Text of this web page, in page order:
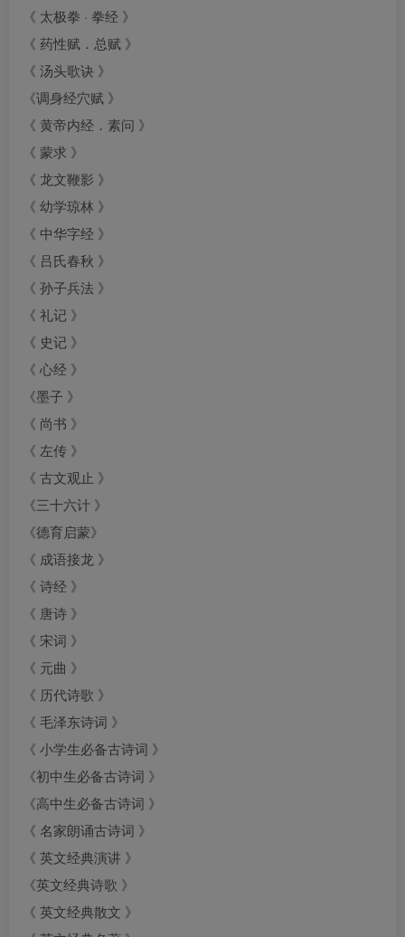
《 太极拳 · 拳经 》
《 药性赋．总赋 》
《 汤头歌诀 》
《调身经穴赋 》
《 黄帝内经．素问 》
《 蒙求 》
《 龙文鞭影 》
《 幼学琼林 》
《 中华字经 》
《 吕氏春秋 》
《 孙子兵法 》
《 礼记 》
《 史记 》
《 心经 》
《墨子 》
《 尚书 》
《 左传 》
《 古文观止 》
《三十六计 》
《德育启蒙》
《 成语接龙 》
《 诗经 》
《 唐诗 》
《 宋词 》
《 元曲 》
《 历代诗歌 》
《 毛泽东诗词 》
《 小学生必备古诗词 》
《初中生必备古诗词 》
《高中生必备古诗词 》
《 名家朗诵古诗词 》
《 英文经典演讲 》
《英文经典诗歌 》
《 英文经典散文 》